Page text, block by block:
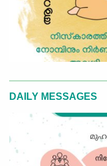
DAILY MESSAGES